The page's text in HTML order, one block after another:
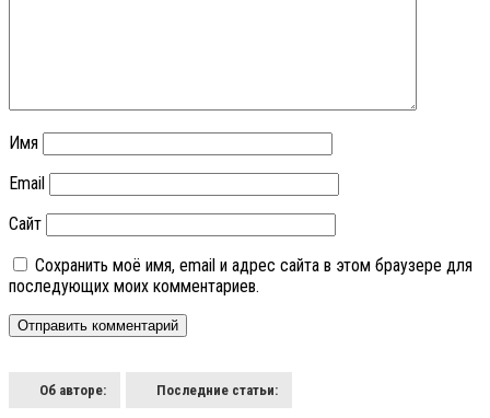
Имя
Email
Сайт
Сохранить моё имя, email и адрес сайта в этом браузере для
последующих моих комментариев.
Об авторе: Последние статьи: